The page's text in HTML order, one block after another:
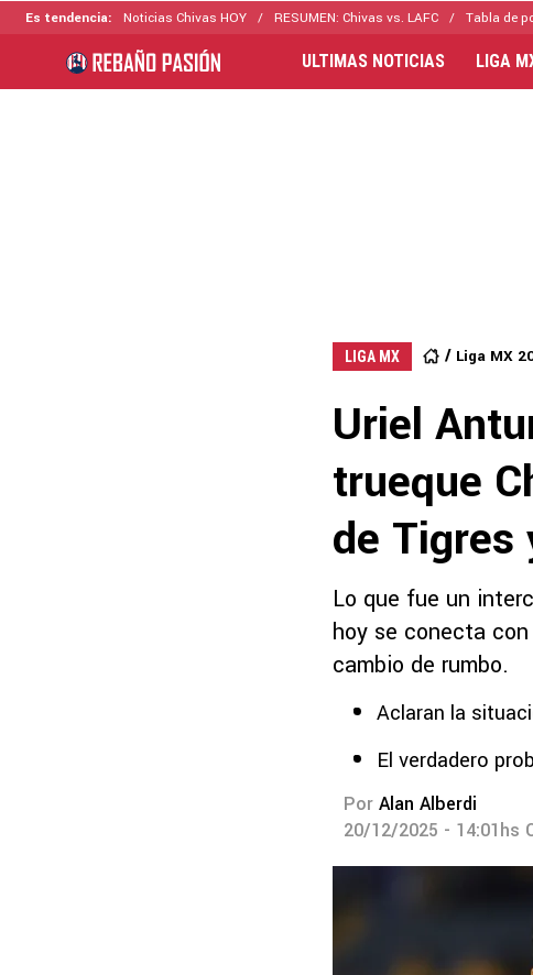
Es tendencia: Noticias Chivas HOY RESUMEN: Chivas vs. LAFC Tabla de
ULTIMAS NOTICIAS LIGA
LIGA MX Liga MX
Uriel
trueque
de Tigres
Lo que fue un
hoy se conecta
cambio de rumbo.
Aclaran la
El verdadero
Por Alan Alberdi
20/12/2025 - 14:01hs